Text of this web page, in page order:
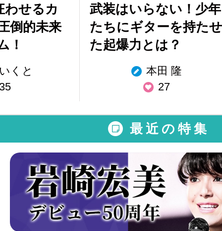
わせるカ
倒的未来
！
くと
武装はいらない！少年
たちにギターを持たせ
た起爆力とは？
本田 隆
27
最近の特集